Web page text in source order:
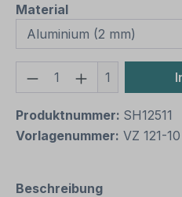
Materialauswählen
Produkt Anzahl:
1
Produktnummer: SH12511
Vorlagenummer: VZ 121-10
Beschreibung